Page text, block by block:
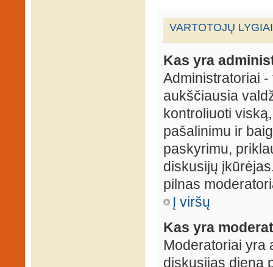
VARTOTOJŲ
Kas yra
Administratoriai
aukščiausia
kontroliuoti
pašalinimu ir
paskyrimu,
diskusijų
pilnas
Į viršų
Kas yra
Moderatoriai yra
diskusijas diena